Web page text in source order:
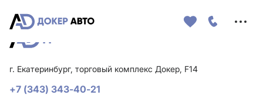
г. Екатеринбург, торговый комплекс Докер, F14
+7 (343) 343-40-21